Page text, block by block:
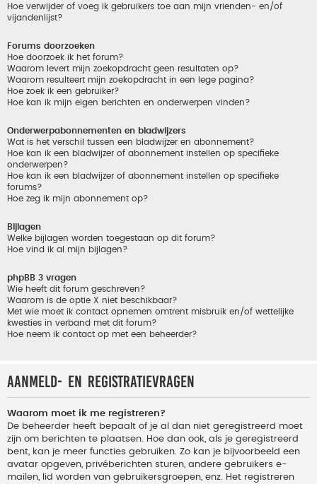
Hoe verwijder of voeg ik gebruikers toe aan mijn vrienden- en/of
vijandenlijst?
Forums doorzoeken
Hoe doorzoek ik het forum?
Waarom levert mijn zoekopdracht geen resultaten op?
Waarom resulteert mijn zoekopdracht in een lege pagina?
Hoe zoek ik een gebruiker?
Hoe kan ik mijn eigen berichten en onderwerpen vinden?
Onderwerpabonnementen en bladwijzers
Wat is het verschil tussen een bladwijzer en abonnement?
Hoe kan ik een bladwijzer of abonnement instellen op specifieke
onderwerpen?
Hoe kan ik een bladwijzer of abonnement instellen op specifieke
forums?
Hoe zeg ik mijn abonnement op?
Bijlagen
Welke bijlagen worden toegestaan op dit forum?
Hoe vind ik al mijn bijlagen?
phpBB 3 vragen
Wie heeft dit forum geschreven?
Waarom is de optie X niet beschikbaar?
Met wie moet ik contact opnemen omtrent misbruik en/of wettelijke
kwesties in verband met dit forum?
Hoe neem ik contact op met een beheerder?
Aanmeld- en registratievragen
Waarom moet ik me registreren?
De beheerder heeft bepaalt of je al dan niet geregistreerd moet
zijn om berichten te plaatsen. Hoe dan ook, als je geregistreerd
bent, kan je meer functies gebruiken. Zo kan je bijvoorbeeld een
avatar opgeven, privéberichten sturen, andere gebruikers e-
mailen, lid worden van gebruikersgroepen, enz. Het registreren